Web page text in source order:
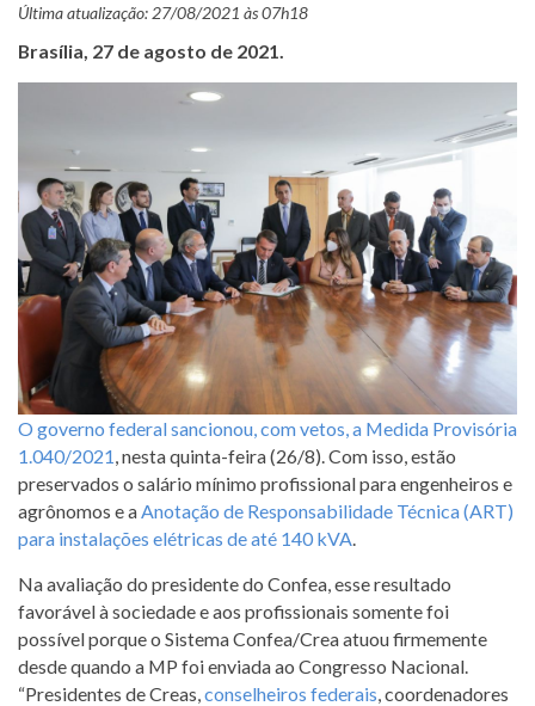
e
Prestação
Última atualização: 27/08/2021 às 07h18
Brasília, 27 de agosto de 2021.
O governo federal sancionou, com vetos, a Medida Provisória
1.040/2021 , nesta quinta-feira (26/8). Com isso, estão
preservados o salário mínimo profissional para engenheiros e
agrônomos e a Anotação de Responsabilidade Técnica (ART)
para instalações elétricas de até 140 kVA
Na avaliação do presidente do Confea, esse resultado
favorável à sociedade e aos profissionais somente foi
possível porque o Sistema Confea/Crea atuou firmemente
desde quando a MP foi enviada ao Congresso Nacional.
“Presidentes de Creas, conselheiros federais , coordenadores